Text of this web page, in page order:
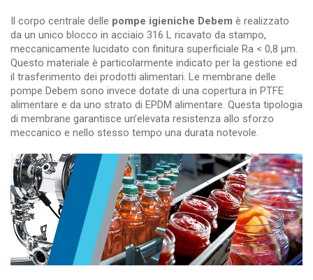
Il corpo centrale delle pompe igieniche Debem è realizzato
da un unico blocco in acciaio 316 L ricavato da stampo,
meccanicamente lucidato con finitura superficiale Ra < 0,8 µm.
Questo materiale è particolarmente indicato per la gestione ed
il trasferimento dei prodotti alimentari. Le membrane delle
pompe Debem sono invece dotate di una copertura in PTFE
alimentare e da uno strato di EPDM alimentare. Questa tipologia
di membrane garantisce un’elevata resistenza allo sforzo
meccanico e nello stesso tempo una durata notevole.